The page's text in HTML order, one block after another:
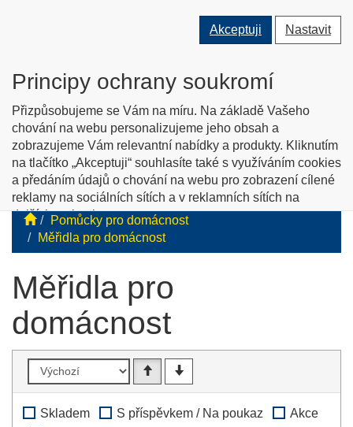
Akceptuji Nastavit
Principy ochrany soukromí
Přizpůsobujeme se Vám na míru. Na základě Vašeho
chování na webu personalizujeme jeho obsah a
zobrazujeme Vám relevantní nabídky a produkty. Kliknutím
na tlačítko „Akceptuji“ souhlasíte také s využíváním cookies
a předáním údajů o chování na webu pro zobrazení cílené
reklamy na sociálních sítích a v reklamních sítích na
dalších webech.
Personalizaci a cílenou reklamu si můžete podrobněji
Přepnout
uživatele
Přepnout
vyhledávání
O nás Kontakty Jak nakupovat Katalog zboží
English info
Tyflopomůcky
Prodej zboží pro zrakově postižené
Pomůcky pro domácnost
Měřidla pro domácnost
Měřidla pro
domácnost
Skladem S příspěvkem / Na poukaz
Akce